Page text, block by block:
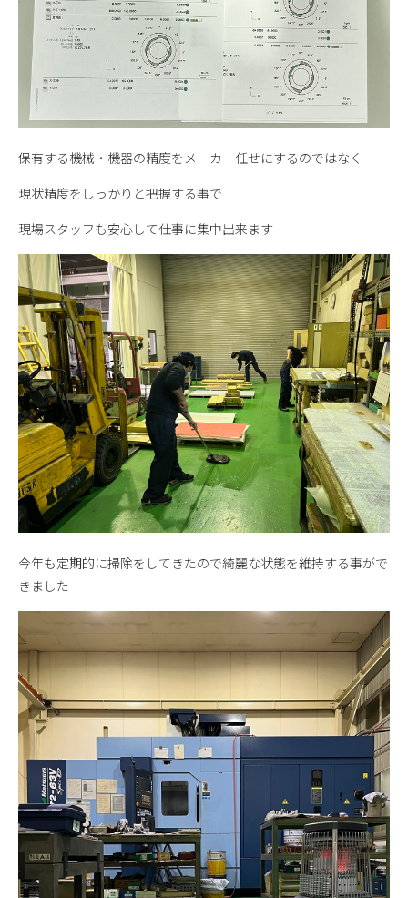
保有する機械・機器の精度をメーカー任せにするのではなく
現状精度をしっかりと把握する事で
現場スタッフも安心して仕事に集中出来ます
今年も定期的に掃除をしてきたので綺麗な状態を維持する事がで
きました